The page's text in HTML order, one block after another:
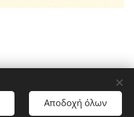
Αποδοχή όλων